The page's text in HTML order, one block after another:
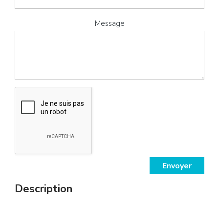
Message
Envoyer
Description